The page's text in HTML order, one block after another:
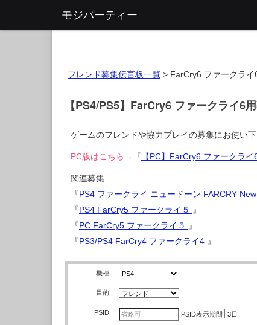
モジパーティー
フレンド募集伝言板一覧 > FarCry6 ファークライ
【PS4/PS5】FarCry6 ファークライ6
ゲームのフレンドや協力プレイの募集にお使い下
PC版はこちら→ 『 【PC】FarCry6 ファークラ
関連募集
『PS4 ファークライ ニュードーン FARCRY
『PS4 FarCry5 ファークライ５
』
『PC FarCry5 ファークライ５
』
『PS3/PS4 FarCry4 ファークライ4 』
機種
目的
PSID PSID表示期間